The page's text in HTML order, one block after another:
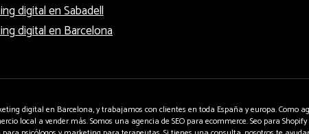
digital en Sabadell
digital en Barcelona
digital en Barcelona, y trabajamos con clientes en toda España y europa. Como
local a vender más. Somos una agencia de SEO para ecommerce. Seo para